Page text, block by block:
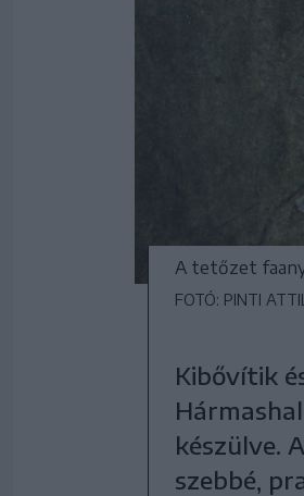
A tetőzet
FOTÓ: PINTI
Kibővítik
készülve.
szebbé,